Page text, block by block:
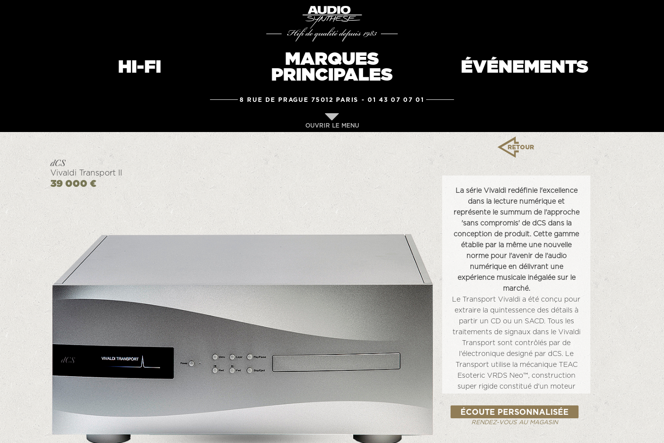
Hifi de qualité depuis 1983
HI-FI
MARQUES
PRINCIPALES
ÉVÉNEMENTS
8 RUE DE PRAGUE 75012 PARIS -01 43 07 07 01
OUVRIR LE MENU
Vivaldi Transport II
39 000 €
La série Vivaldi redéfinie l'excellence
dans la lecture numérique et
représente le summum de l'approche
'sans compromis' de dCS dans la
conception de produit. Cette gamme
établie par la même une nouvelle
norme pour l'avenir de l'audio
numérique en délivrant une
expérience musicale inégalée sur le
marché.
Le Transport Vivaldi a été conçu pour
extraire la quintessence des détails à
partir un CD ou un SACD. Tous les
traitements de signaux dans le Vivaldi
Transport sont contrôlés par de
l'électronique designé par dCS. Le
Transport utilise la mécanique TEAC
Esoteric VRDS Neo™, construction
super rigide constitué d'un moteur
ultra silencieux, d'un volant lourd
pour une rotation du disque stable.
La puissante plate-forme de
traitement numérique du Vivaldi
Transport est basée autour de puces
ÉCOUTE PERSONNALISÉE
RENDEZ-VOUS AU MAGASIN